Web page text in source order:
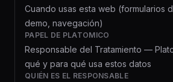
Cuando usas esta web (formularios
demo, navegación)
PAPEL DE PLATOMICO
Responsable del Tratamiento —
qué y para qué usa estos datos
QUIÉN ES EL RESPONSABLE